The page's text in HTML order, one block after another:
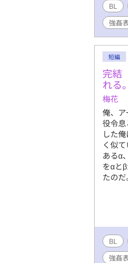
BL
強姦
短編
完結
れる。
梅花
俺、
役令
した
く似
あるα
をαと
たの
BL
強姦